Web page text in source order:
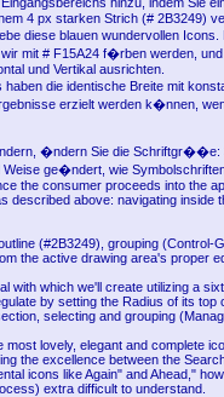
4 px starken Strich (# 2B3249)
diese blauen wundervollen
mit # F15A24 f�rben werden,
und Vertikal ausrichten.
haben die identische Breite mit
erzielt werden k�nnen,
�ndern Sie die Schriftgr��e:
ge�ndert, wie
the consumer proceeds into the
described above: navigating inside
(#2B3249), grouping (Control-
the active drawing area's proper
with which we'll create utilizing a
by setting the Radius of its
selecting and grouping
lovely, elegant and complete
the excellence between the
icons like Again" and Ahead,"
extra difficult to understand.